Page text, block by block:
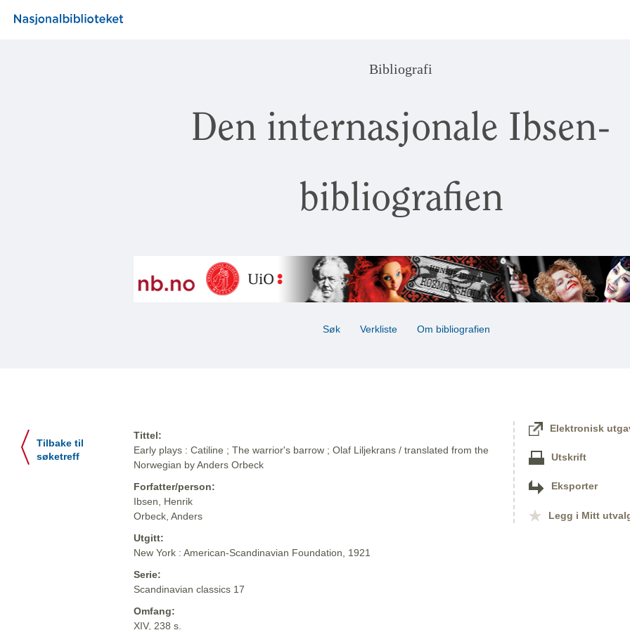
Bibliografi
Den internasjonale Ibsen-
bibliografien
Søk Verkliste Om bibliografien
Tilbake til
søketreff
Tittel:
Early plays : Catiline ; The warrior's barrow ; Olaf Liljekrans / translated from the
Norwegian by Anders Orbeck
Forfatter/person:
Ibsen, Henrik
Orbeck, Anders
Utgitt:
New York : American-Scandinavian Foundation, 1921
Serie:
Scandinavian classics 17
Omfang:
XIV, 238 s.
Elektronisk
Utskrift
Eksporter
Legg i Mitt